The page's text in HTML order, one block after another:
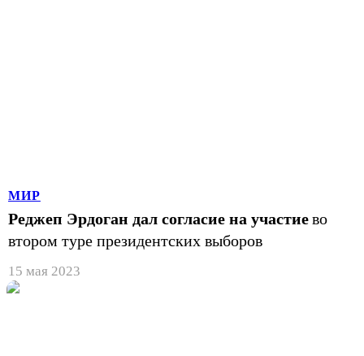
МИР
Реджеп Эрдоган дал согласие на участиево
втором туре президентских выборов
15 мая 2023